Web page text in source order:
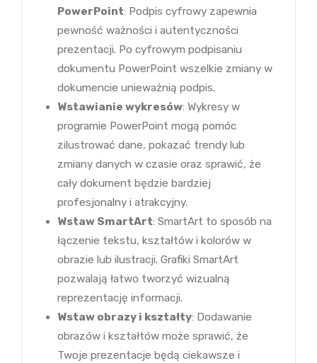
PowerPoint: Podpis cyfrowy zapewnia
pewność ważności i autentyczności
prezentacji. Po cyfrowym podpisaniu
dokumentu PowerPoint wszelkie zmiany w
dokumencie unieważnią podpis.
Wstawianie wykresów: Wykresy w
programie PowerPoint mogą pomóc
zilustrować dane, pokazać trendy lub
zmiany danych w czasie oraz sprawić, że
cały dokument będzie bardziej
profesjonalny i atrakcyjny.
Wstaw SmartArt: SmartArt to sposób na
łączenie tekstu, kształtów i kolorów w
obrazie lub ilustracji. Grafiki SmartArt
pozwalają łatwo tworzyć wizualną
reprezentację informacji.
Wstaw obrazy i kształty: Dodawanie
obrazów i kształtów może sprawić, że
Twoje prezentacje będą ciekawsze i